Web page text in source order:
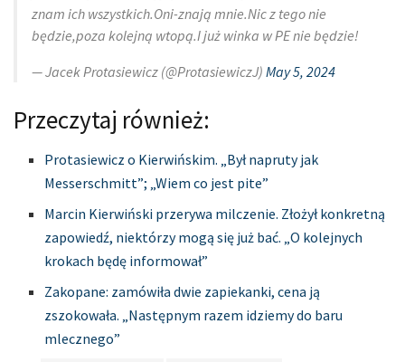
znam ich wszystkich.Oni-znają mnie.Nic z tego nie
będzie,poza kolejną wtopą.I już winka w PE nie będzie!
— Jacek Protasiewicz (@ProtasiewiczJ) May 5, 2024
Przeczytaj również:
Protasiewicz o Kierwińskim. „Był napruty jak
Messerschmitt”; „Wiem co jest pite”
Marcin Kierwiński przerywa milczenie. Złożył konkretną
zapowiedź, niektórzy mogą się już bać. „O kolejnych
krokach będę informował”
Zakopane: zamówiła dwie zapiekanki, cena ją
zszokowała. „Następnym razem idziemy do baru
mlecznego”